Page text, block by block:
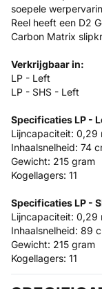
soepele
Reel heeft een D2
Carbon Matrix
Verkrijgbaar in:
LP - Left
LP - SHS - Left
Specificaties LP -
Lijncapaciteit: 0,29
Inhaalsnelheid: 74
Gewicht: 215 gram
Kogellagers: 11
Specificaties LP -
Lijncapaciteit: 0,29
Inhaalsnelheid: 89
Gewicht: 215 gram
Kogellagers: 11